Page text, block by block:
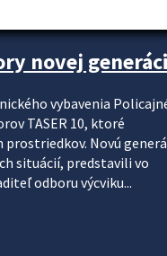
novej
vybavenia
TASER 10, ktoré
Novú
situácií, predstavili vo
odboru výcviku...